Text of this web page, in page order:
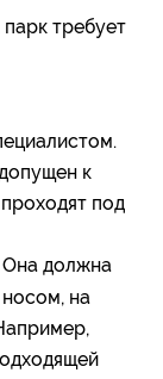
требует
к
под
Она должна
на